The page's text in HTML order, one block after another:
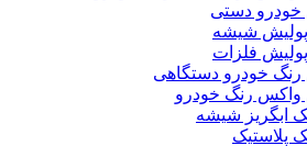
خودرو دستی
پولیش شیشه
پولیش فلزات
رنگ خودرو دستگاهی
واکس رنگ خودرو
ابگریز شیشه
پلاستیک